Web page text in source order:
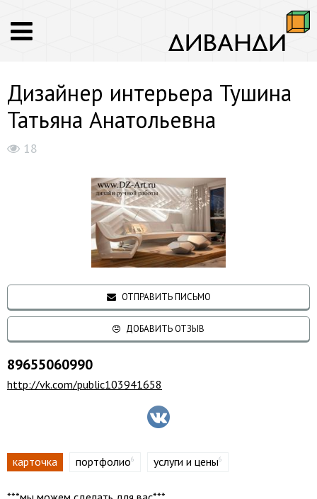
Дизайнер интерьера Тушина
Татьяна Анатольевна
18
ОТПРАВИТЬ ПИСЬМО
ДОБАВИТЬ ОТЗЫВ
89655060990
http://vk.com/public103941658
карточка портфолио6 услуги и цены6